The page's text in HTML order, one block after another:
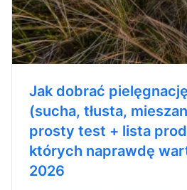
Jak dobrać
(sucha, tłusta,
prosty test + lista
których naprawdę
2026